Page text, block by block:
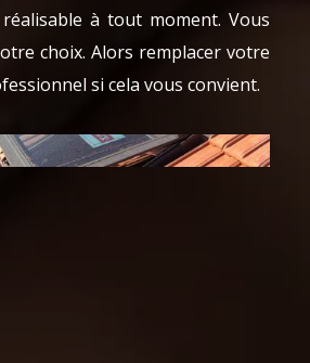
à tout moment. Vous
choix. Alors remplacer votre
si cela vous convient.